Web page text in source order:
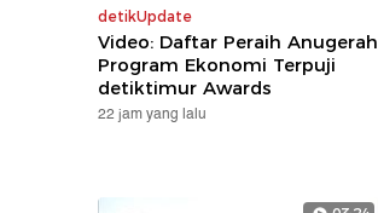
detikUpdate
Video: Daftar Peraih Anugerah
Program Ekonomi Terpuji
detiktimur Awards
22 jam yang lalu